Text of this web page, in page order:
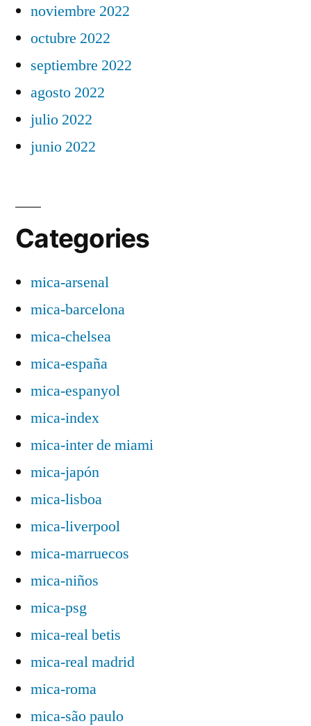
noviembre 2022
octubre 2022
septiembre 2022
agosto 2022
julio 2022
junio 2022
Categories
mica-arsenal
mica-barcelona
mica-chelsea
mica-españa
mica-espanyol
mica-index
mica-inter de miami
mica-japón
mica-lisboa
mica-liverpool
mica-marruecos
mica-niños
mica-psg
mica-real betis
mica-real madrid
mica-roma
mica-são paulo